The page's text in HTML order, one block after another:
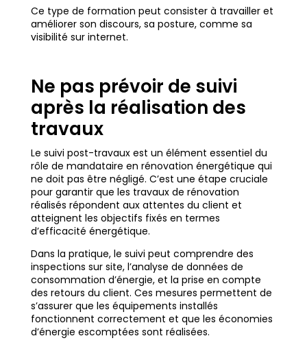
Ce type de formation peut consister à travailler et
améliorer son discours, sa posture, comme sa
visibilité sur internet.
Ne pas prévoir de suivi
après la réalisation des
travaux
Le suivi post-travaux est un élément essentiel du
rôle de mandataire en rénovation énergétique qui
ne doit pas être négligé. C’est une étape cruciale
pour garantir que les travaux de rénovation
réalisés répondent aux attentes du client et
atteignent les objectifs fixés en termes
d’efficacité énergétique.
Dans la pratique, le suivi peut comprendre des
inspections sur site, l’analyse de données de
consommation d’énergie, et la prise en compte
des retours du client. Ces mesures permettent de
s’assurer que les équipements installés
fonctionnent correctement et que les économies
d’énergie escomptées sont réalisées.